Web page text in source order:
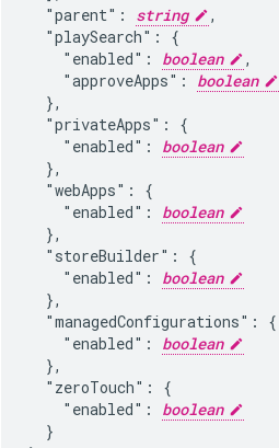
  "parent":
string
,
  "playSearch": {
    "enabled":
boolean
,
    "approveApps":
boolean
  },
  "privateApps": {
    "enabled":
boolean
  },
  "webApps": {
    "enabled":
boolean
  },
  "storeBuilder": {
    "enabled":
boolean
  },
  "managedConfigurations": {
    "enabled":
boolean
  },
  "zeroTouch": {
    "enabled":
boolean
  }